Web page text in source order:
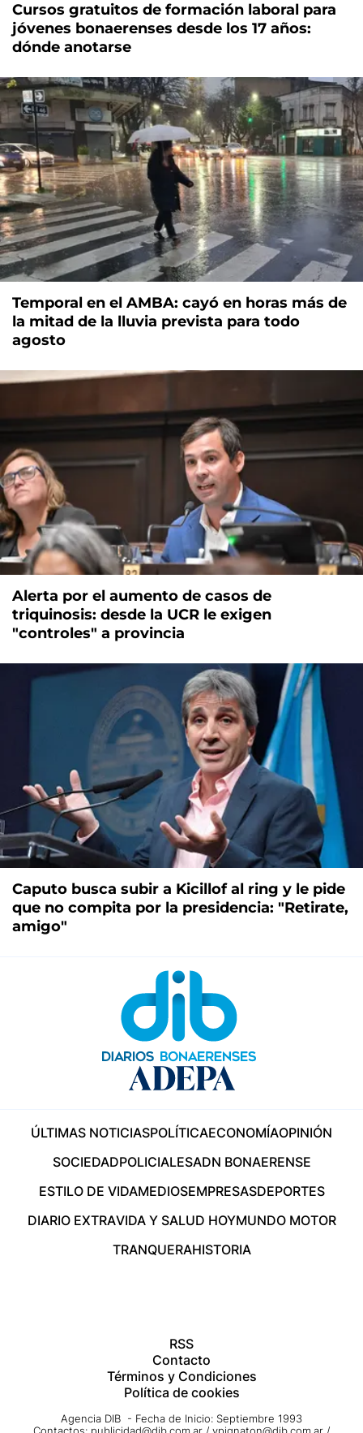
Cursos gratuitos de formación laboral para
jóvenes bonaerenses desde los 17 años:
dónde anotarse
Temporal en el AMBA: cayó en horas más de
la mitad de la lluvia prevista para todo
agosto
Alerta por el aumento de casos de
triquinosis: desde la UCR le exigen
"controles" a provincia
Caputo busca subir a Kicillof al ring y le pide
que no compita por la presidencia: "Retirate,
amigo"
ÚLTIMAS NOTICIASPOLÍTICAECONOMÍAOPINIÓN
SOCIEDADPOLICIALESADN BONAERENSE
ESTILO DE VIDAMEDIOSEMPRESASDEPORTES
DIARIO EXTRAVIDA Y SALUD HOYMUNDO MOTOR
TRANQUERAHISTORIA
RSS
Contacto
Términos y Condiciones
Política de cookies
Agencia DIB - Fecha de Inicio: Septiembre 1993
Contactos: publicidad@dib.com.ar / vpignaton@dib.com.ar /